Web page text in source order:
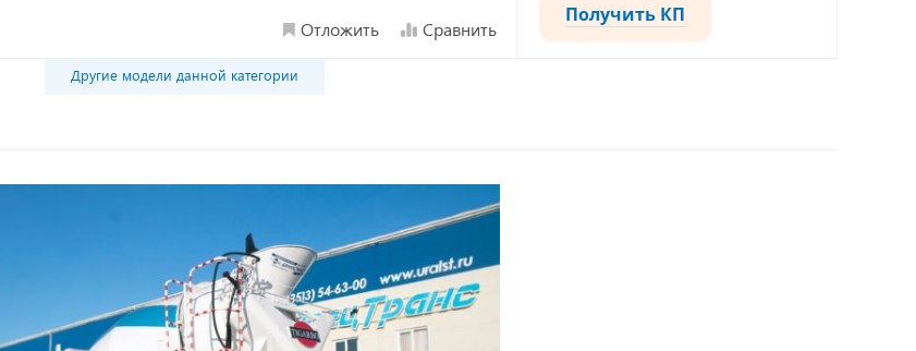
Отложить Сравнить
Получить КП
Другие модели данной категории